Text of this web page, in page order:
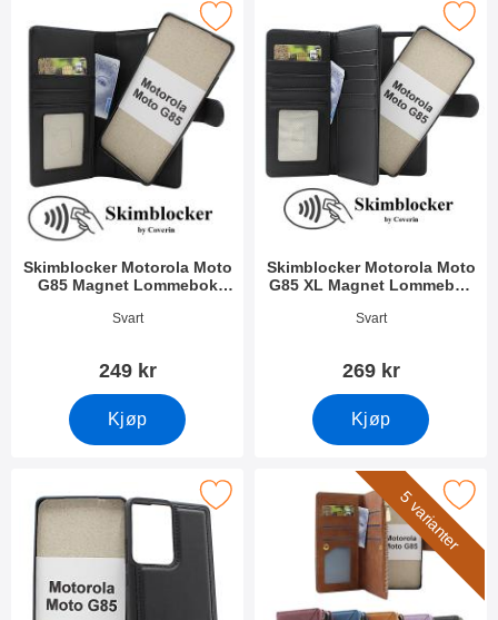
Skimblocker Motorola Moto
G85 Magnet Lommebok
Varenummer 51161
Svart
249 kr
Kjøp
Motorola Moto G85 Magnet Lommebok Deksel som
Skimblocker Motorola Moto
G85 XL Magnet Lommebok
Varenummer 51160
Svart
269 kr
Kjøp
Merk skimblocker Motorola Moto G85 XL
Merk magnet Deksel Motorola Moto G85 som favoritt5 varianter
Merk xL Standcase Lyxetui